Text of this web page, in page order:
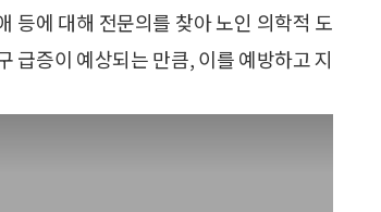
등에 대해 전문의를 찾아 노인 의학적 도
급증이 예상되는 만큼, 이를 예방하고 지